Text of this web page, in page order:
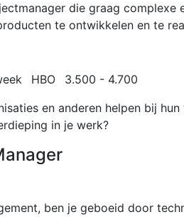
die graag
te ontwikkelen en te
HBO
3.500 - 4.700
en anderen helpen bij
in je werk?
ben je geboeid door